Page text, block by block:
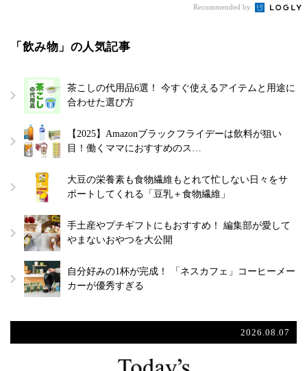
Recommended by
「飲み物」の人気記事
茶こしの代用品6選！ 今すぐ使えるアイテムと用途に
合わせた選び方
【2025】Amazonブラックフライデーは飲料が狙い
目！働くママにおすすめのス…
大豆の栄養素も食物繊維もとれて忙しない日々をサ
ポートしてくれる「豆乳＋食物繊維」
手土産やプチギフトにもおすすめ！ 編集部が愛して
やまないおやつを大公開
自分好みの1杯が完成！ 「ネスカフェ」コーヒーメー
カーが優秀すぎる
2026.08.07